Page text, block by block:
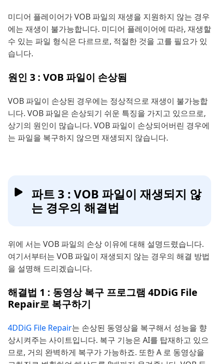
미디어 플레이어가 VOB 파일의 재생을 지원하지 않는 경우
에는 재생이 불가능합니다. 미디어 플레이어에 따라, 재생할
수 있는 파일 형식은 다르므로, 적절한 것을 고를 필요가 있
습니다.
원인 3 : VOB 파일이 손상됨
VOB 파일이 손상된 경우에는 정상적으로 재생이 불가능합
니다. VOB 파일은 손상되기 쉬운 특징을 가지고 있으므로,
상기의 원인이 많습니다. VOB 파일이 손상되어버린 경우에
는 파일을 복구하지 않으면 재생되지 않습니다.
파트 3 : VOB 파일이 재생되지 않
는 경우의 해결법
위에 서는 VOB 파일의 손상 이유에 대해 설명드렸습니다.
여기서부터는 VOB 파일이 재생되지 않는 경우의 해결 방법
을 설명해 드리겠습니다.
해결법 1 : 동영상 복구 프로그램 4DDiG File
Repair로 복구하기
4DDiG File Repair는 손상된 동영상을 복구해서 성능을 향
상시켜주는 사이트입니다. 복구 기능은 AI를 탑재하고 있으
므로, 거의 완벽하게 복구가 가능하죠. 또한 A 로 동영상을